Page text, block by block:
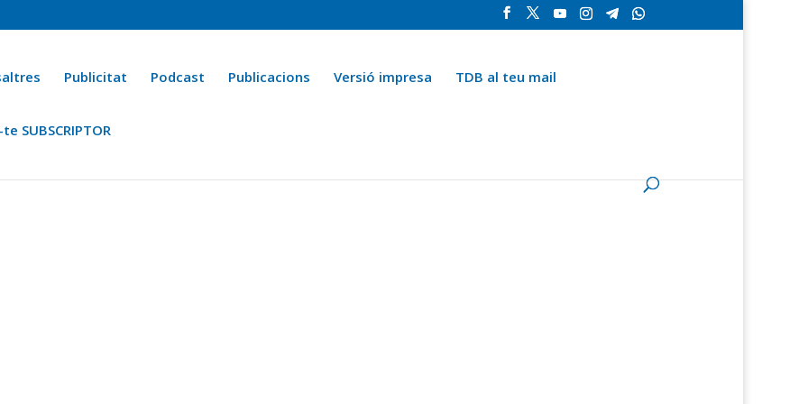
Publicitat Podcast Publicacions Versió impresa TDB al teu mail
SUBSCRIPTOR
Ara fa 25 anys